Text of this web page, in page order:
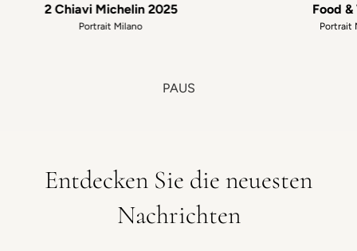
2 Chiavi Michelin 2025
Portrait Milano
Food &
Portrait
PAUS
Entdecken Sie die neuesten
Nachrichten